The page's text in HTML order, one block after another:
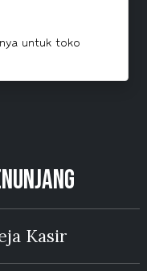
untuk toko
Kasir